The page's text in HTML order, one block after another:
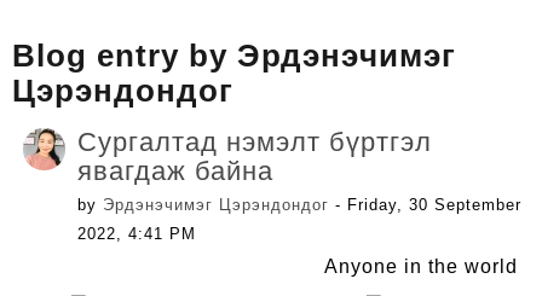
LANGUAGE
Blog entry by Эрдэнэчимэг
Цэрэндондог
Сургалтад нэмэлт бүртгэл
явагдаж байна
by Эрдэнэчимэг Цэрэндондог - Friday, 30 September
2022, 4:41 PM
Anyone in the world